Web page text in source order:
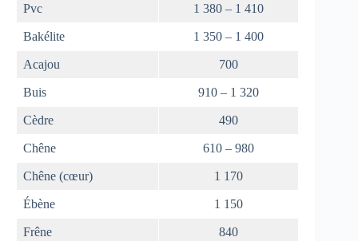
Pvc 1 380 – 1 410
Bakélite 1 350 – 1 400
Acajou 700
Buis 910 – 1 320
Cèdre 490
Chêne 610 – 980
Chêne (cœur) 1 170
Ébène 1 150
Frêne 840